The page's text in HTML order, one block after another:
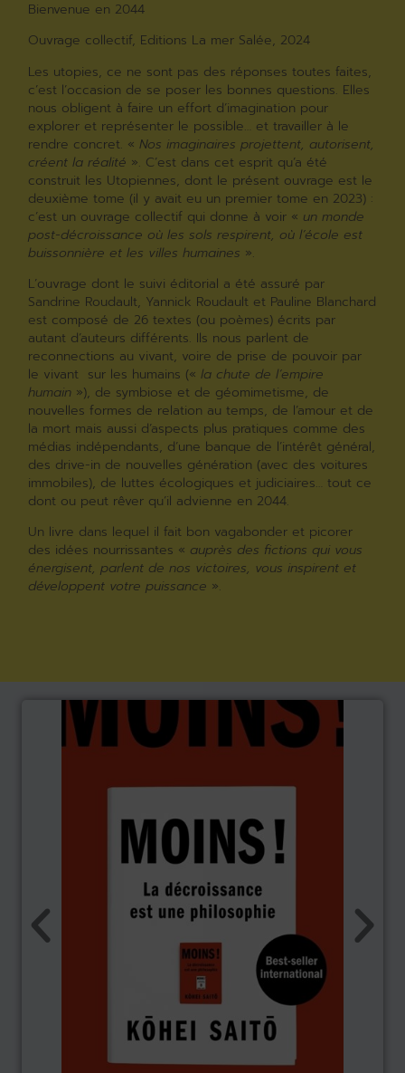
Bienvenue en 2044
Ouvrage collectif, Editions La mer Salée, 2024
Les utopies, ce ne sont pas des réponses toutes faites,
c’est l’occasion de se poser les bonnes questions. Elles
nous obligent à faire un effort d’imagination pour
explorer et représenter le possible… et travailler à le
rendre concret. « Nos imaginaires projettent, autorisent,
créent la réalité ». C’est dans cet esprit qu’a été
construit les Utopiennes, dont le présent ouvrage est le
deuxième tome (il y avait eu un premier tome en 2023) :
c’est un ouvrage collectif qui donne à voir « un monde
post-décroissance où les sols respirent, où l’école est
buissonnière et les villes humaines ».
L’ouvrage dont le suivi éditorial a été assuré par
Sandrine Roudault, Yannick Roudault et Pauline Blanchard
est composé de 26 textes (ou poèmes) écrits par
autant d’auteurs différents. Ils nous parlent de
reconnections au vivant, voire de prise de pouvoir par
le vivant sur les humains («la chute de l’empire
humain »), de symbiose et de géomimetisme, de
nouvelles formes de relation au temps, de l’amour et de
la mort mais aussi d’aspects plus pratiques comme des
médias indépendants, d’une banque de l’intérêt général,
des drive-in de nouvelles génération (avec des voitures
immobiles), de luttes écologiques et judiciaires… tout ce
dont ou peut rêver qu’il advienne en 2044.
Un livre dans lequel il fait bon vagabonder et picorer
des idées nourrissantes « auprès des fictions qui vous
énergisent, parlent de nos victoires, vous inspirent et
développent votre puissance ».